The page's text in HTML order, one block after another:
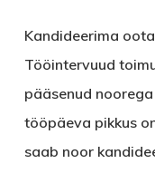
Kandideerima
Tööintervuud
pääsenud
tööpäeva pikkus
saab noor